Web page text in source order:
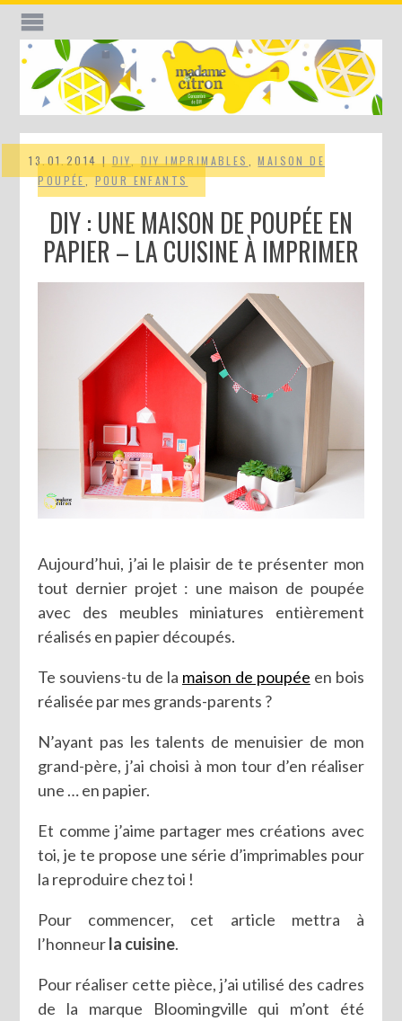
13.01.2014 |DIY,DIY IMPRIMABLES ,MAISON DE
POUPÉE,POUR ENFANTS
DIY : UNE MAISON DE POUPÉE EN
PAPIER – LA CUISINE À IMPRIMER
Aujourd’hui, j’ai le plaisir de te présenter mon
tout dernier projet : une maison de poupée
avec des meubles miniatures entièrement
réalisés en papier découpés.
Te souviens-tu de la maison de poupée en bois
réalisée par mes grands-parents ?
N’ayant pas les talents de menuisier de mon
grand-père, j’ai choisi à mon tour d’en réaliser
une … en papier.
Et comme j’aime partager mes créations avec
toi, je te propose une série d’imprimables pour
la reproduire chez toi !
Pour commencer, cet article mettra à
l’honneurla cuisine.
Pour réaliser cette pièce, j’ai utilisé des cadres
de la marque Bloomingville qui m’ont été